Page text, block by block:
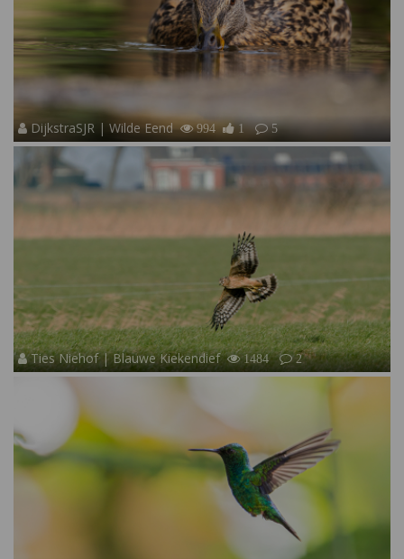
DijkstraSJR | Wilde Eend 994 1 5
Ties Niehof | Blauwe Kiekendief 1484 2